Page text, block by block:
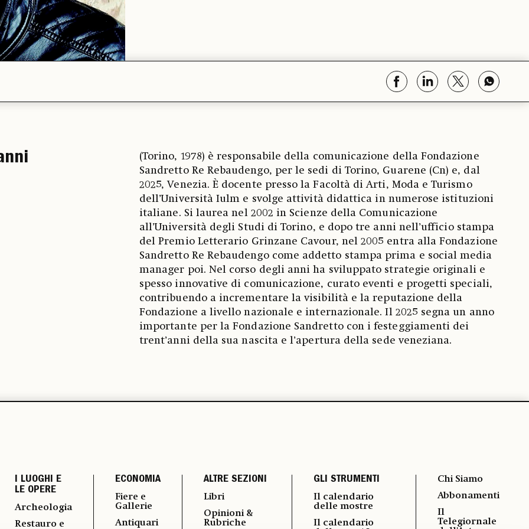
(Torino, 1978) è responsabile della comunicazione della Fondazione
Sandretto Re Rebaudengo, per le sedi di Torino, Guarene (Cn) e, dal
2025, Venezia. È docente presso la Facoltà di Arti, Moda e Turismo
dell’Università Iulm e svolge attività didattica in numerose istituzioni
italiane. Si laurea nel 2002 in Scienze della Comunicazione
all’Università degli Studi di Torino, e dopo tre anni nell’ufficio stampa
del Premio Letterario Grinzane Cavour, nel 2005 entra alla Fondazione
Sandretto Re Rebaudengo come addetto stampa prima e social media
manager poi. Nel corso degli anni ha sviluppato strategie originali e
spesso innovative di comunicazione, curato eventi e progetti speciali,
contribuendo a incrementare la visibilità e la reputazione della
Fondazione a livello nazionale e internazionale. Il 2025 segna un anno
importante per la Fondazione Sandretto con i festeggiamenti dei
trent’anni della sua nascita e l’apertura della sede veneziana.
I LUOGHI E
LE OPERE
Archeologia
Restauro e
ECONOMIA
Fiere e
Gallerie
Antiquari
ALTRE SEZIONI
Libri
Opinioni &
Rubriche
GLI STRUMENTI
Il calendario
delle mostre
Il calendario
Chi Siamo
Abbonamenti
Il
Telegiornale